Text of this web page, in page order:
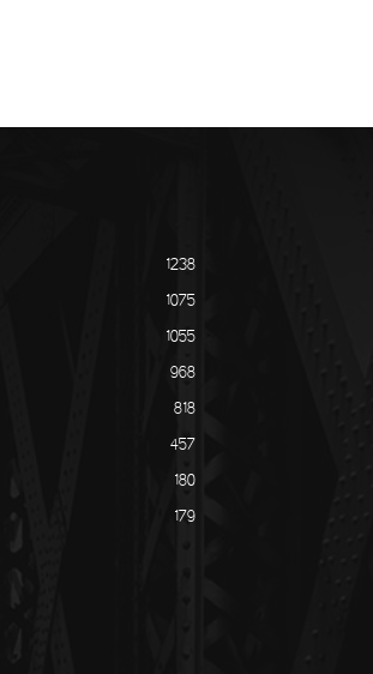
1238
1075
1055
968
818
457
180
179